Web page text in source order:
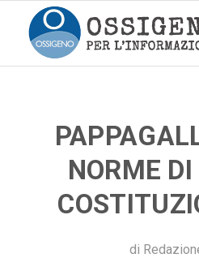
NORME
di